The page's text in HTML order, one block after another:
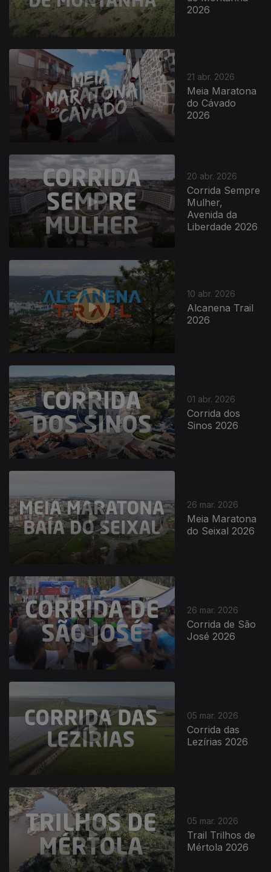
2026
21 abr. 2026
Meia Maratona
do Cávado
2026
20 abr. 2026
Corrida Sempre
Mulher,
Avenida da
Liberdade 2026
10 abr. 2026
Alcanena Trail
2026
921431
01 abr. 2026
Corrida dos
Sinos 2026
26 mar. 2026
Meia Maratona
do Seixal 2026
26 mar. 2026
Corrida de São
José 2026
05 mar. 2026
Corrida das
Lezírias 2026
05 mar. 2026
Trail Trilhos de
Mértola 2026